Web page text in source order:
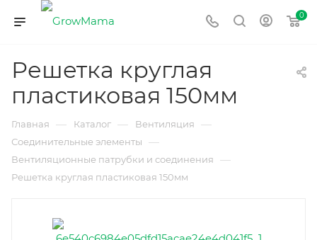
0
Решетка круглая
пластиковая 150мм
Главная — Каталог — Вентиляция —
Соединительные элементы —
Вентиляционные патрубки и соединения —
Решетка круглая пластиковая 150мм